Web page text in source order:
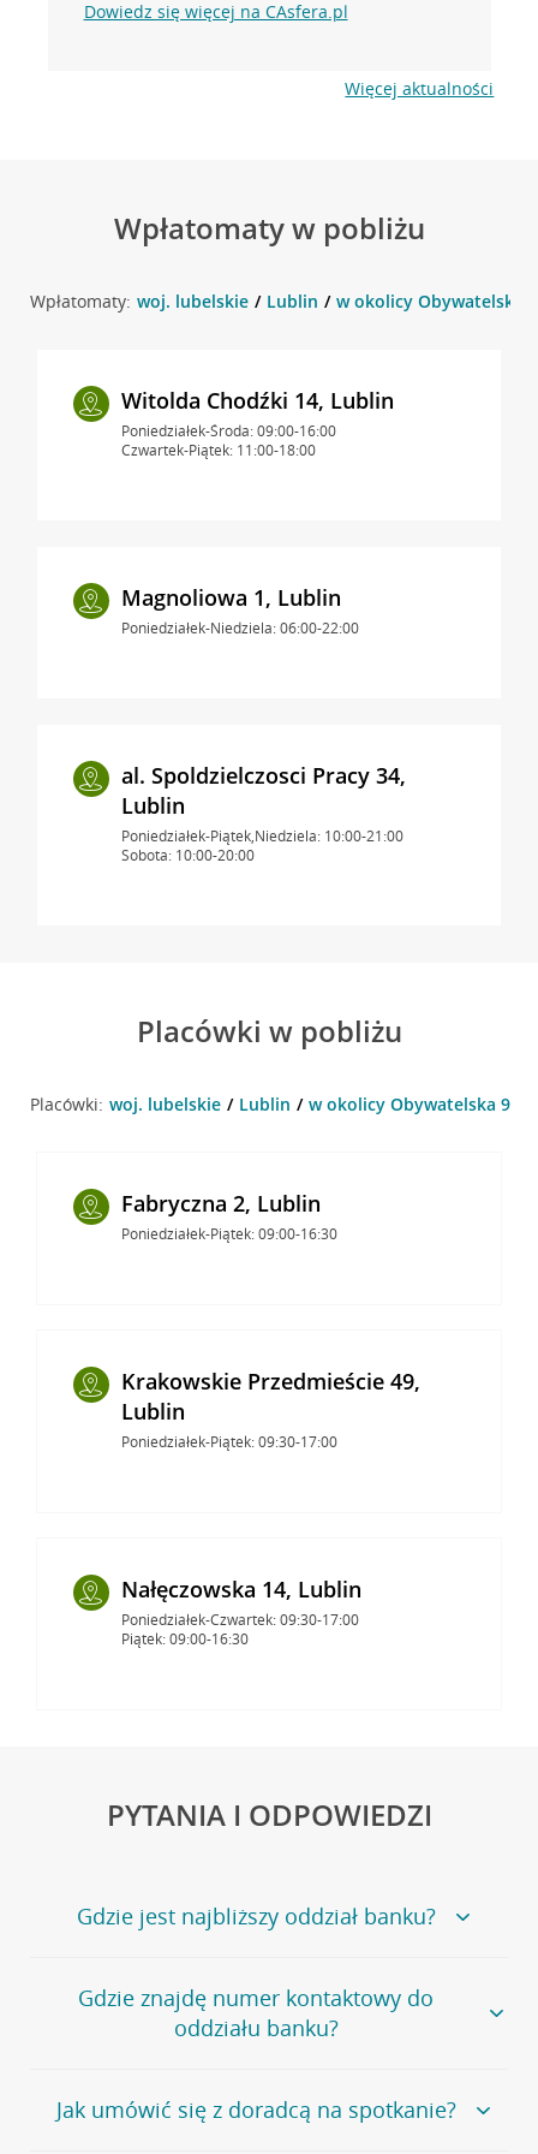
Dowiedz się więcej na CAsfera.pl
Więcej aktualności
Wpłatomaty w pobliżu
Wpłatomaty: woj. lubelskie Lublin w okolicy Obywatelska
Witolda Chodźki 14, Lublin
Poniedziałek-Środa: 09:00-16:00
Czwartek-Piątek: 11:00-18:00
Magnoliowa 1, Lublin
Poniedziałek-Niedziela: 06:00-22:00
al. Spoldzielczosci Pracy 34,
Lublin
Poniedziałek-Piątek,Niedziela: 10:00-21:00
Sobota: 10:00-20:00
Placówki w pobliżu
Placówki: woj. lubelskie Lublin w okolicy Obywatelska 9 ,
Fabryczna 2, Lublin
Poniedziałek-Piątek: 09:00-16:30
Krakowskie Przedmieście 49,
Lublin
Poniedziałek-Piątek: 09:30-17:00
Nałęczowska 14, Lublin
Poniedziałek-Czwartek: 09:30-17:00
Piątek: 09:00-16:30
PYTANIA I ODPOWIEDZI
Gdzie jest najbliższy oddział banku?
Jeśli szukasz oddziału naszego banku, zapraszamy na
stronęPlacówki i bankomaty, na której znajduje się
wygodna wyszukiwarka.
oddziałów
Gdzie znajdę numer kontaktowy do
oddziału banku?
Bank Credit Agricole nie udostępnia ogólnego numeru
telefonu do placówki bankowej.
Jak umówić się z doradcą na spotkanie?